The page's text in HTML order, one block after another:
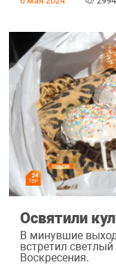
Освятили
В минувшие
встретил
Воскресения.